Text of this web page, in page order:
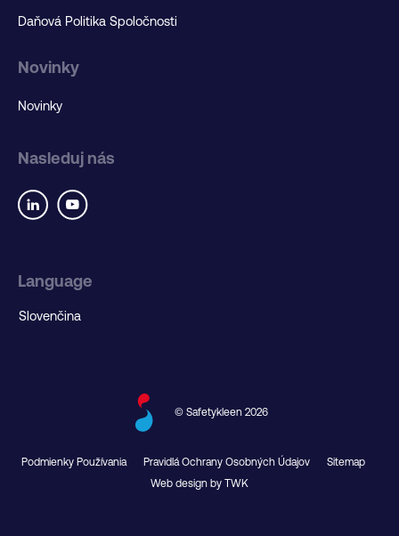
Daňová Politika Spoločnosti
Novinky
Novinky
Nasleduj nás
Language
© Safetykleen 2026
Podmienky Používania Pravidlá Ochrany Osobných Údajov
Sitemap
Web design by TWK